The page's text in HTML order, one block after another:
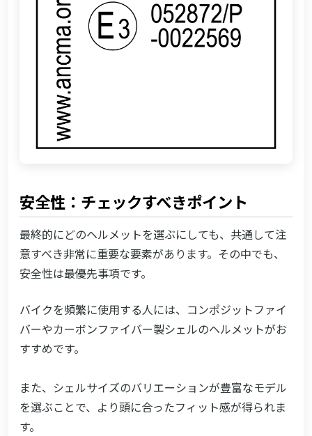
安全性：チェックすべきポイント
最終的にどのヘルメットを選ぶにしても、共通して注
意すべき非常に重要な要素があります。その中でも、
安全性は最優先事項です。
バイクを頻繁に使用する人には、コンポジットファイ
バーやカーボンファイバー製シェルのヘルメットがお
すすめです。
また、シェルサイズのバリエーションが豊富なモデル
を選ぶことで、より頭に合ったフィット感が得られま
す。